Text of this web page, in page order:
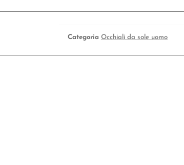
Categoria Occhiali da sole uomo